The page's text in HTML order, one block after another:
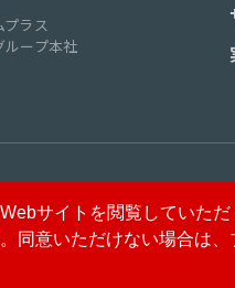
プラス
ープ本社
サイトを閲覧していた
同意いただけない場合は